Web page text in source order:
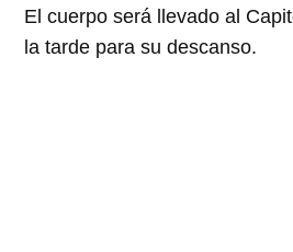
El cuerpo será llevado al
la tarde para su descanso.